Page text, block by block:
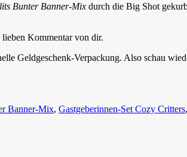
Bunter Banner-Mix durch die Big Shot
Kommentar von dir.
Geldgeschenk-Verpackung. Also schau
Banner-Mix, Gastgeberinnen-Set Cozy Critters,